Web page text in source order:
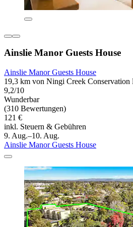
Ainslie Manor Guests House
Ainslie Manor Guests House
19,3 km von Ningi Creek Conservation
9,2/10
Wunderbar
(310 Bewertungen)
121 €
inkl. Steuern & Gebühren
9. Aug.–10. Aug.
Ainslie Manor Guests House